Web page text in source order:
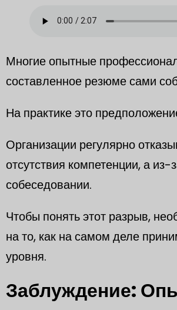
Многие опытные
составленное резюме сами
На практике это
Организации регулярно
отсутствия компетенции, а
собеседовании.
Чтобы понять этот разрыв,
на то, как на самом деле
уровня.
Заблуждение: